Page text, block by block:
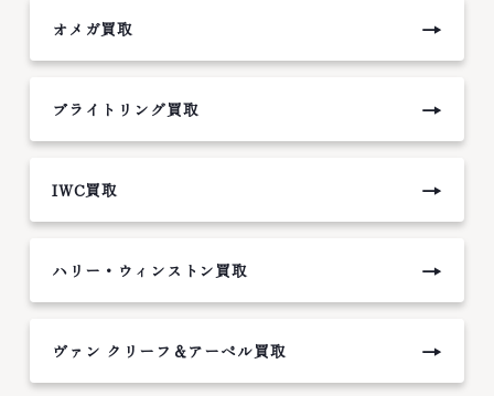
オメガ買取 →
ブライトリング買取 →
IWC買取 →
ハリー・ウィンストン買取 →
ヴァン クリーフ＆アーペル買取 →